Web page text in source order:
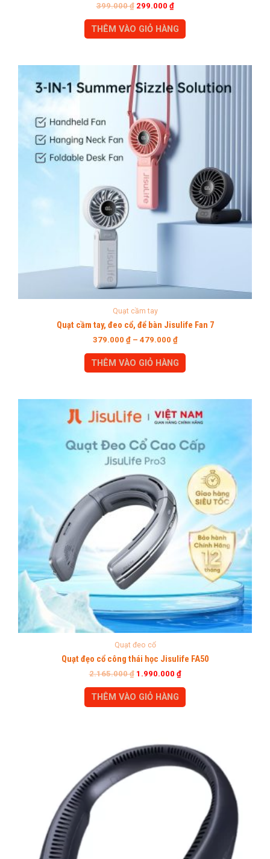
399.000₫ 299.000 ₫
THÊM VÀO GIỎ HÀNG
Quạt cầm tay
Quạt cầm tay, đeo cổ, để bàn Jisulife Fan 7
379.000 ₫– 479.000 ₫
THÊM VÀO GIỎ HÀNG
Quạt đeo cổ
Quạt đẹo cổ công thái học Jisulife FA50
2.165.000₫ 1.990.000 ₫
THÊM VÀO GIỎ HÀNG